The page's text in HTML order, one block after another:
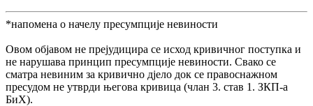
*напомена о начелу пресумпције невиности
Овом објавом не прејудицира се исход кривичног поступка и
не нарушава принцип пресумпције невиности. Свако се
сматра невиним за кривично дјело док се правоснажном
пресудом не утврди његова кривица (члан 3. став 1. ЗКП-а
БиХ).